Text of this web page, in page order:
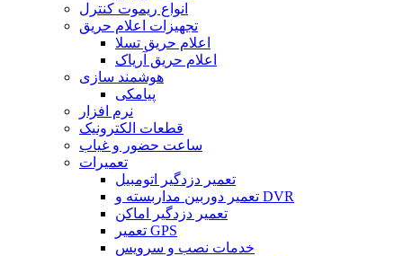
انواع ریموت کنترل
تجهیزات اعلام حریق
اعلام حریق تسلا
اعلام حریق آریاک
هوشمند سازی
پیامکی
نرم افزار
قطعات الکترونیک
ساعت حضور و غیاب
تعمیرات
تعمیر دزدگیر اتومبیل
تعمیر دوربین مداربسته و DVR
تعمیر دزدگیر اماکن
تعمیر GPS
خدمات نصب و سرویس